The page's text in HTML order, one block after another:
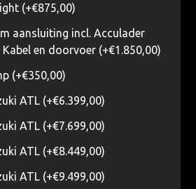
(+€875,00)
aansluiting incl. Acculader
en doorvoer (+€1.850,00)
(+€350,00)
ATL (+€6.399,00)
ATL (+€7.699,00)
ATL (+€8.449,00)
ATL (+€9.499,00)